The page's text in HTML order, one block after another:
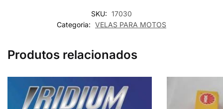
SKU: 17030
Categoria: VELAS PARA MOTOS
Produtos relacionados